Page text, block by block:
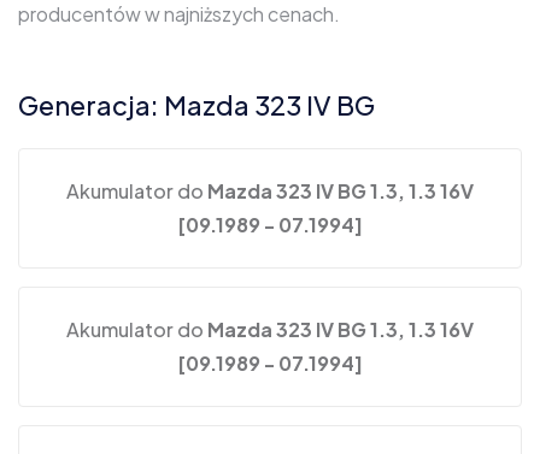
producentów w najniższych cenach.
Generacja: Mazda 323 IV BG
Akumulator do Mazda 323 IV BG 1.3, 1.3 16V
[09.1989 - 07.1994]
Akumulator do Mazda 323 IV BG 1.3, 1.3 16V
[09.1989 - 07.1994]